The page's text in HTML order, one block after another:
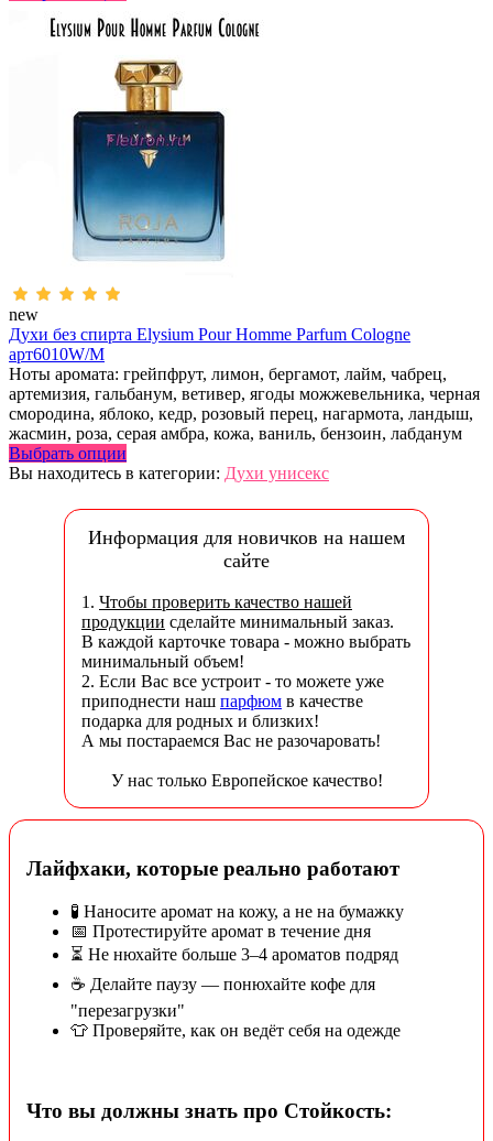
new
Духи без спирта Elysium Pour Homme Parfum Cologne
арт6010W/M
Ноты аромата: грейпфрут, лимон, бергамот, лайм, чабрец,
артемизия, гальбанум, ветивер, ягоды можжевельника, черная
смородина, яблоко, кедр, розовый перец, нагармота, ландыш,
жасмин, роза, серая амбра, кожа, ваниль, бензоин, лабданум
Выбрать опции
Вы находитесь в категории: Духи унисекс
Информация для новичков на нашем
сайте
1. Чтобы проверить качество нашей
продукции сделайте минимальный заказ.
В каждой карточке товара - можно выбрать
минимальный объем!
2. Если Вас все устроит - то можете уже
приподнести наш парфюм в качестве
подарка для родных и близких!
А мы постараемся Вас не разочаровать!
У нас только Европейское качество!
Лайфхаки, которые реально работают
🧪 Наносите аромат на кожу, а не на бумажку
📅 Протестируйте аромат в течение дня
⏳ Не нюхайте больше 3–4 ароматов подряд
☕ Делайте паузу — понюхайте кофе для
"перезагрузки"
👕 Проверяйте, как он ведёт себя на одежде
Что вы должны знать про Стойкость: